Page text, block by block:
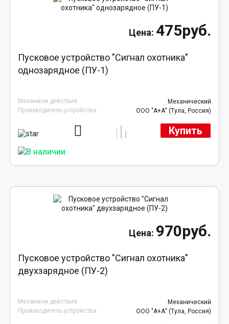
475руб.
Пусковое устройство "Сигнал охотника"
однозарядное (ПУ-1)
Механизм действия
Механический
Производитель устройства
ООО "А+А" (Тула, Россия)
Купить
970руб.
Пусковое устройство "Сигнал охотника"
двухзарядное (ПУ-2)
Механизм действия
Механический
Производитель устройства
ООО "А+А" (Тула, Россия)